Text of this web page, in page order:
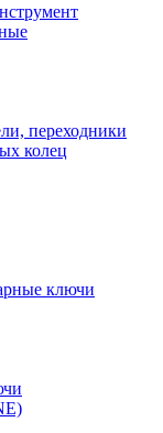
переходники
колец
ключи